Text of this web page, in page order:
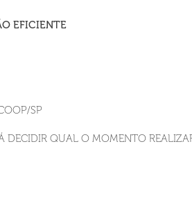
EFICIENTE
SP
DECIDIR QUAL O MOMENTO